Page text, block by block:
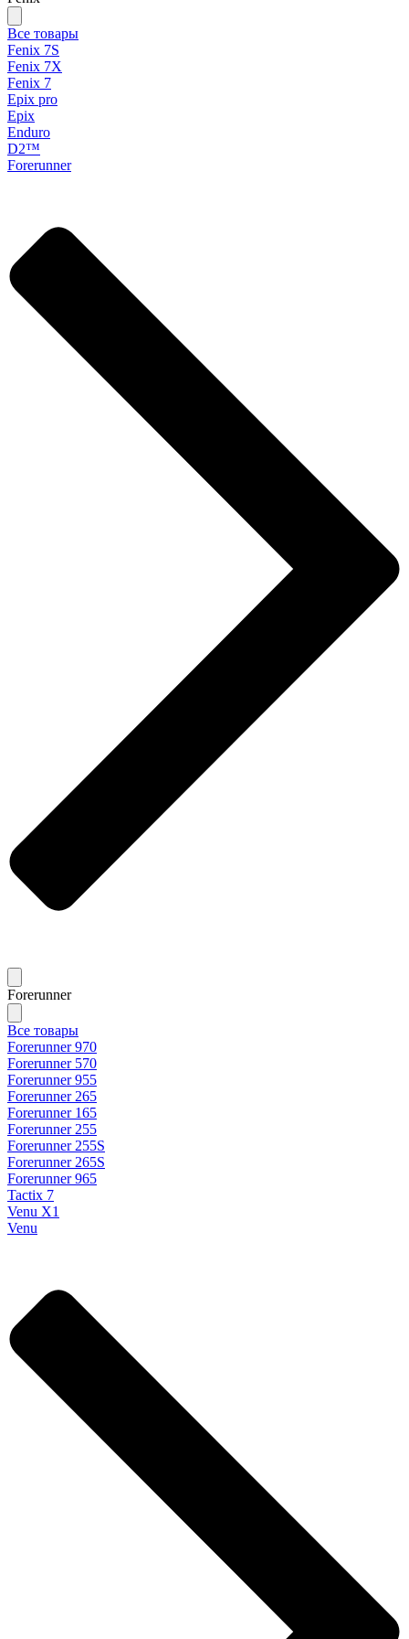
Все товары
Fenix 7S
Fenix 7X
Fenix 7
Epix pro
Epix
Enduro
D2™
Forerunner
Forerunner
Все товары
Forerunner 970
Forerunner 570
Forerunner 955
Forerunner 265
Forerunner 165
Forerunner 255
Forerunner 255S
Forerunner 265S
Forerunner 965
Tactix 7
Venu X1
Venu